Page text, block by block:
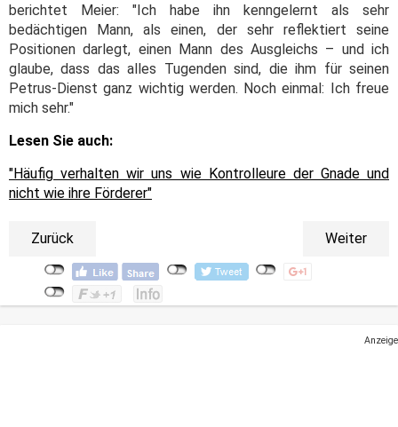
berichtet Meier: "Ich habe ihn kenngelernt als sehr
bedächtigen Mann, als einen, der sehr reflektiert seine
Positionen darlegt, einen Mann des Ausgleichs – und ich
glaube, dass das alles Tugenden sind, die ihm für seinen
Petrus-Dienst ganz wichtig werden. Noch einmal: Ich freue
mich sehr."
Lesen Sie auch:
"Häufig verhalten wir uns wie Kontrolleure der Gnade und
nicht wie ihre Förderer"
Zurück Weiter
Anzeige